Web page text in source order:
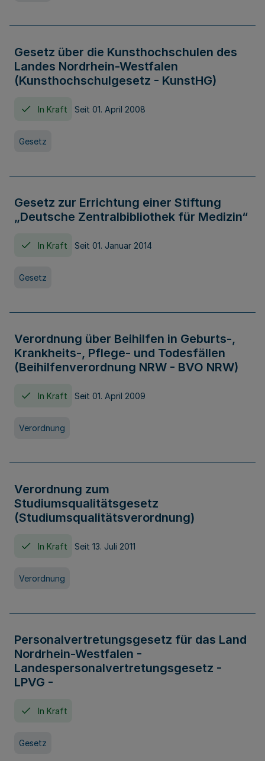
Gesetz über die Kunsthochschulen des
Landes Nordrhein-Westfalen
(Kunsthochschulgesetz - KunstHG)
In Kraft Seit 01. April 2008
Gesetz
Gesetz zur Errichtung einer Stiftung
„Deutsche Zentralbibliothek für Medizin“
In Kraft Seit 01. Januar 2014
Gesetz
Verordnung über Beihilfen in Geburts-,
Krankheits-, Pflege- und Todesfällen
(Beihilfenverordnung NRW - BVO NRW)
In Kraft Seit 01. April 2009
Verordnung
Verordnung zum
Studiumsqualitätsgesetz
(Studiumsqualitätsverordnung)
In Kraft Seit 13. Juli 2011
Verordnung
Personalvertretungsgesetz für das Land
Nordrhein-Westfalen -
Landespersonalvertretungsgesetz -
LPVG -
In Kraft
Gesetz